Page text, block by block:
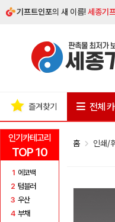
기프트인포의 새 이름!세종기
인기카테고리
TOP 10
1 에코백
2 텀블러
3 우산
4 부채
즐겨찾기 전체
홈 인쇄/